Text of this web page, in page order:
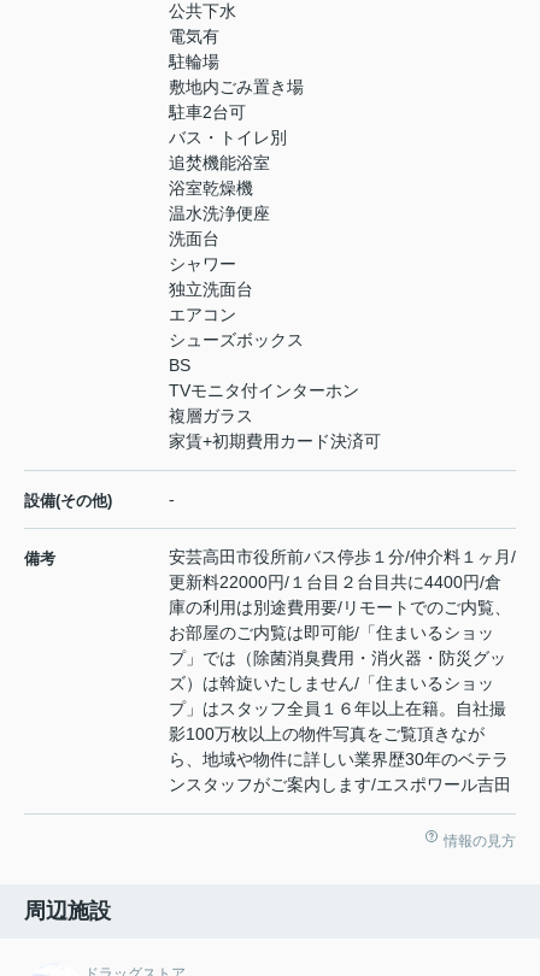
公共下水
電気有
駐輪場
敷地内ごみ置き場
駐車2台可
バス・トイレ別
追焚機能浴室
浴室乾燥機
温水洗浄便座
洗面台
シャワー
独立洗面台
エアコン
シューズボックス
BS
TVモニタ付インターホン
複層ガラス
家賃+初期費用カード決済可
設備(その他) -
備考
安芸高田市役所前バス停歩１分/仲介料１ヶ月/
更新料22000円/１台目２台目共に4400円/倉
庫の利用は別途費用要/リモートでのご内覧、
お部屋のご内覧は即可能/「住まいるショッ
プ」では（除菌消臭費用・消火器・防災グッ
ズ）は斡旋いたしません/「住まいるショッ
プ」はスタッフ全員１６年以上在籍。自社撮
影100万枚以上の物件写真をご覧頂きなが
ら、地域や物件に詳しい業界歴30年のベテラ
ンスタッフがご案内します/エスポワール吉田
情報の見方
周辺施設